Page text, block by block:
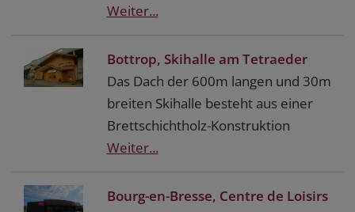
Weiter...
Bottrop, Skihalle am Tetraeder
Das Dach der 600m langen und 30m
breiten Skihalle besteht aus einer
Brettschichtholz-Konstruktion
Weiter...
Bourg-en-Bresse, Centre de Loisirs